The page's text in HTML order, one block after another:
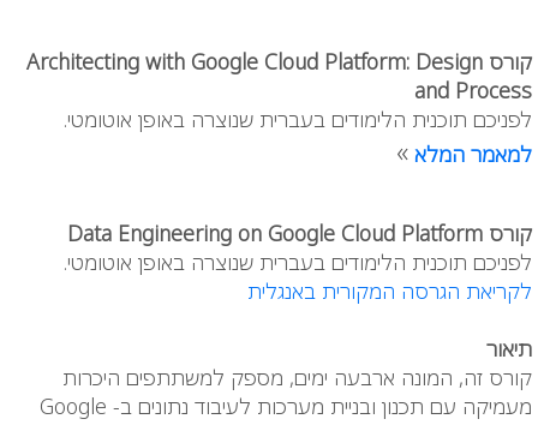
קורס Architecting with Google Cloud Platform: Design
and Process
לפניכם תוכנית הלימודים בעברית שנוצרה באופן אוטומטי.
למאמר המלא »
קורס Data Engineering on Google Cloud Platform
לפניכם תוכנית הלימודים בעברית שנוצרה באופן אוטומטי.
לקריאת הגרסה המקורית באנגלית
תיאור
קורס זה, המונה ארבעה ימים, מספק למשתתפים היכרות
מעמיקה עם תכנון ובניית מערכות לעיבוד נתונים ב- Google